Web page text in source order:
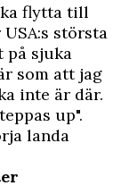
flytta till
största
på sjuka
som att jag
inte är där.
up".
landa